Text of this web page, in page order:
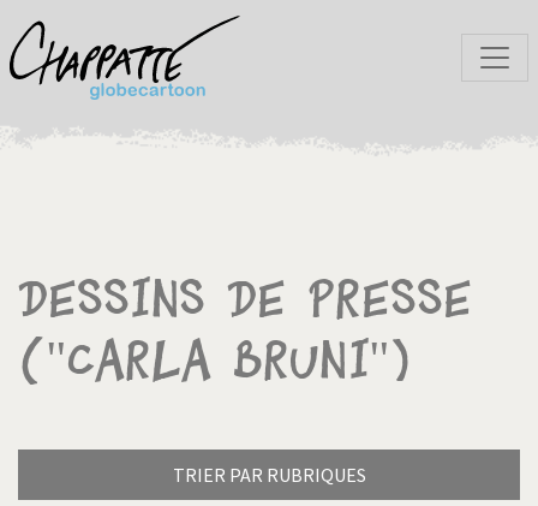
Dessins de presse
("Carla Bruni")
TRIER PAR RUBRIQUES